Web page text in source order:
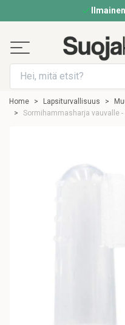
Home Lapsiturvallisuus
Sormihammasharja vauvalle -